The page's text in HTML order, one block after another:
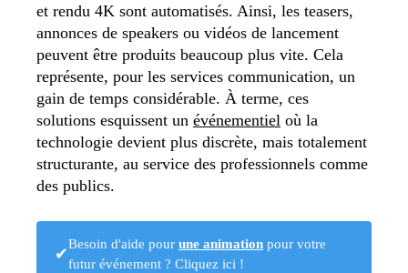
et rendu 4K sont automatisés. Ainsi, les teasers,
annonces de speakers ou vidéos de lancement
peuvent être produits beaucoup plus vite. Cela
représente, pour les services communication, un
gain de temps considérable. À terme, ces
solutions esquissent un événementiel où la
technologie devient plus discrète, mais totalement
structurante, au service des professionnels comme
des publics.
✔
Besoin d'aide pour une animation pour votre
futur événement ? Cliquez ici !